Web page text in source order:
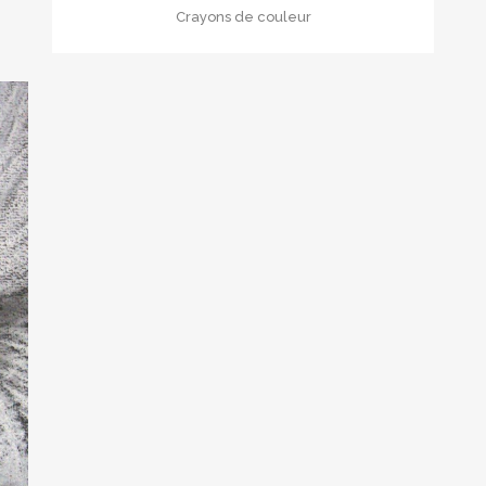
Crayons de couleur